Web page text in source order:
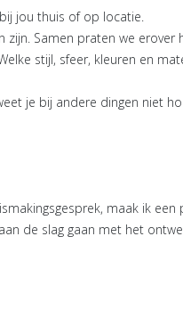
jou thuis of op locatie.
Samen praten we
stijl, sfeer, kleuren en
je bij andere dingen niet
maak ik
de slag gaan met het